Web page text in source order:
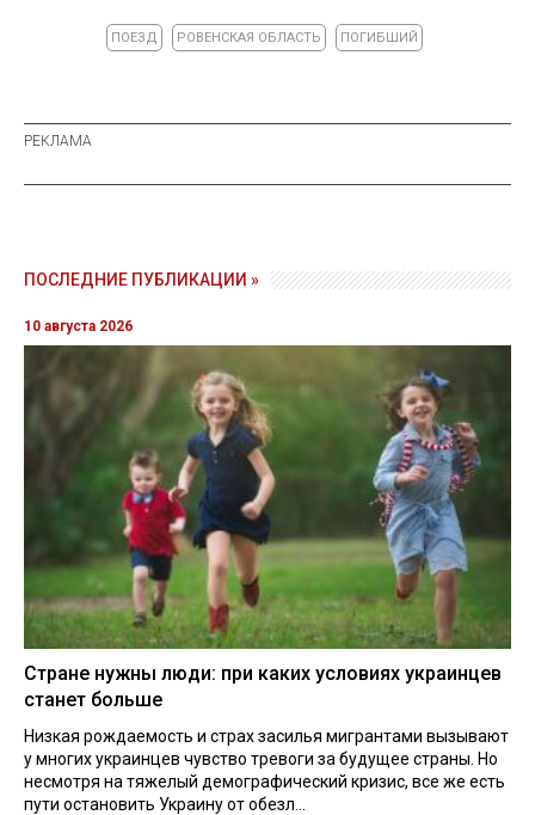
ПОЕЗД РОВЕНСКАЯ ОБЛАСТЬ ПОГИБШИЙ
ПОСЛЕДНИЕ ПУБЛИКАЦИИ »
10 августа 2026
Стране нужны люди: при каких условиях украинцев
станет больше
Низкая рождаемость и страх засилья мигрантами вызывают
у многих украинцев чувство тревоги за будущее страны. Но
несмотря на тяжелый демографический кризис, все же есть
пути остановить Украину от обезл...